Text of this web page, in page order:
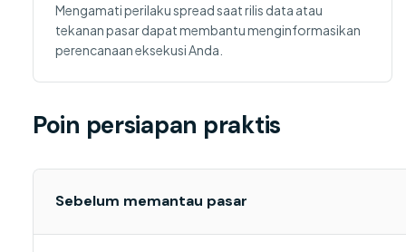
Mengamati perilaku spread saat rilis data atau
tekanan pasar dapat membantu menginformasikan
perencanaan eksekusi Anda.
Poin persiapan praktis
Sebelum memantau pasar